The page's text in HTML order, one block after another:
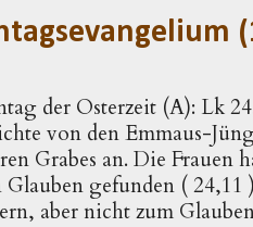
der Osterzeit (A): Lk
von den Emmaus-
Grabes an. Die Frauen
gefunden ( 24,11
aber nicht zum